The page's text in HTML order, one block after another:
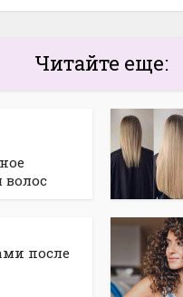
Читайте еще:
волос
после